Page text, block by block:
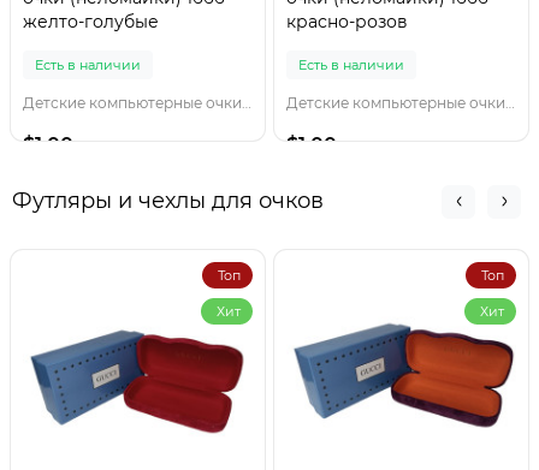
желто-голубые
Есть в наличии
Детские компьютерные очки 1666 желто-голубы
$1.00
красно-розов
Есть в наличии
Детские компьютерные очки 1666 красно-розов
$1.00
Футляры и чехлы для очков
Топ
Хит
Топ
Хит